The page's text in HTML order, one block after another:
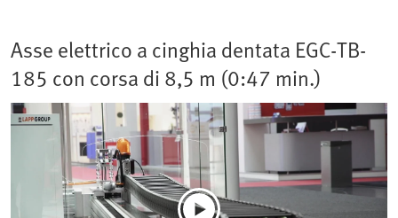
Asse elettrico a cinghia dentata EGC-TB-
185 con corsa di 8,5 m (0:47 min.)